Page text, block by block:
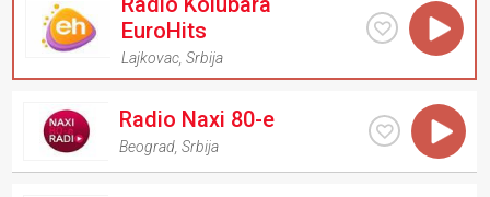
EuroHits
Lajkovac ,Srbija
Radio Naxi 80-e
Beograd ,Srbija